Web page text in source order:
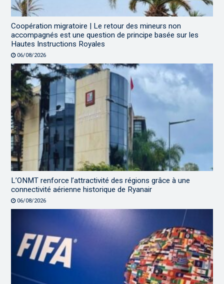
Coopération migratoire | Le retour des mineurs non
accompagnés est une question de principe basée sur les
Hautes Instructions Royales
06/08/2026
L’ONMT renforce l’attractivité des régions grâce à une
connectivité aérienne historique de Ryanair
06/08/2026